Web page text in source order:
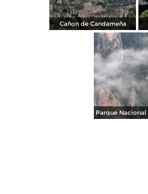
Cañon de Candameña